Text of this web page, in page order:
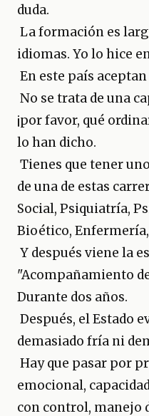
duda.
La formación es
idiomas. Yo lo hice
En este país
No se trata de una
¡por favor, qué
lo han dicho.
Tienes que tener
de una de estas
Social, Psiquiatría,
Bioético,
Y después viene la
"Acompañamiento
Durante dos años.
Después, el Estado
demasiado fría ni
Hay que pasar por
emocional,
con control, manejo